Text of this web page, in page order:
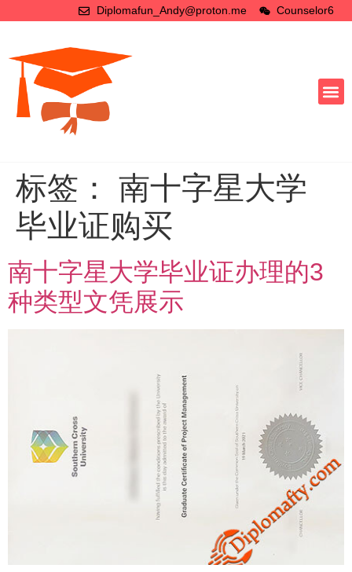
Diplomafun_Andy@proton.me Counselor6
标签： 南十字星大学
毕业证购买
南十字星大学毕业证办理的3
种类型文凭展示